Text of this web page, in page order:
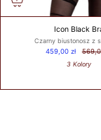
Icon Black
Czarny biustonosz z
459,00 zł
3 Kolory